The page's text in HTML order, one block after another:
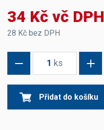
34 Kč vč DPH
28 Kč bez DPH
1 ks
Přidat do košíku